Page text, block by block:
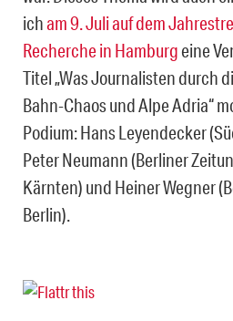
icham 9. Juli auf dem
Recherche in Hamburgeine
Titel „Was Journalisten durch
Bahn-Chaos und Alpe Adria“
Podium: Hans Leyendecker
Peter Neumann (Berliner
Kärnten) und Heiner Wegner
Berlin).